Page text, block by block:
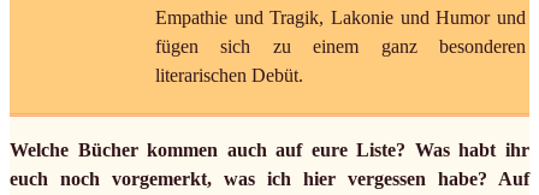
Empathie und Tragik, Lakonie und Humor und
fügen sich zu einem ganz besonderen
literarischen Debüt.
Welche Bücher kommen auch auf eure Liste? Was habt ihr
euch noch vorgemerkt, was ich hier vergessen habe? Auf